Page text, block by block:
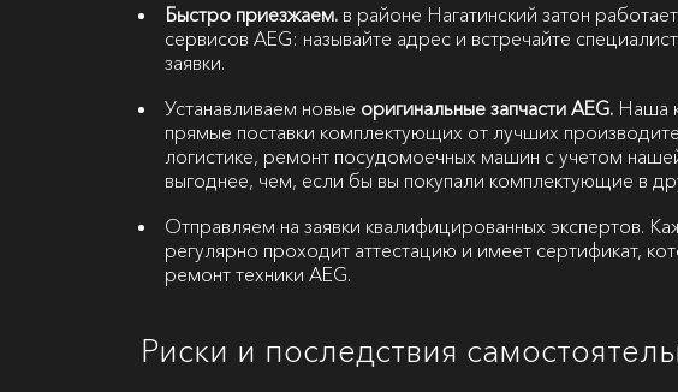
Быстро приезжаем. в районе Нагатинский затон
сервисов AEG: называйте адрес и встречайте
заявки.
Устанавливаем новые оригинальные запчасти AEG. Наша
прямые поставки комплектующих от лучших
логистике, ремонт посудомоечных машин с учетом
выгоднее, чем, если бы вы покупали комплектующие в
Отправляем на заявки квалифицированных экспертов.
регулярно проходит аттестацию и имеет сертификат,
ремонт техники AEG.
Риски и последствия